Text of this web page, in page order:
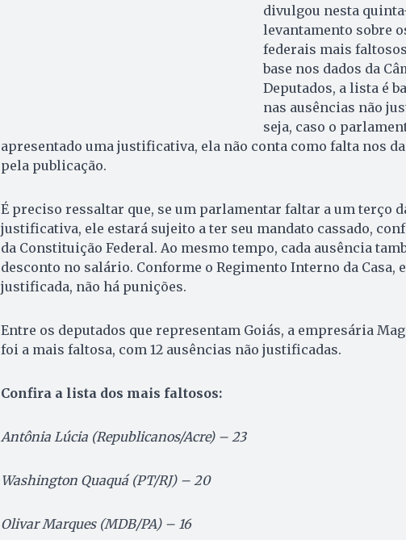
divulgou nesta
levantamento sobre
federais mais faltosos
base nos dados da
Deputados, a lista é
nas ausências não
seja, caso o
apresentado uma justificativa, ela não conta como falta nos
pela publicação.
É preciso ressaltar que, se um parlamentar faltar a um terço
justificativa, ele estará sujeito a ter seu mandato cassado,
da Constituição Federal. Ao mesmo tempo, cada ausência
desconto no salário. Conforme o Regimento Interno da Casa,
justificada, não há punições.
Entre os deputados que representam Goiás, a empresária
foi a mais faltosa, com 12 ausências não justificadas.
Confira a lista dos mais faltosos:
Antônia Lúcia (Republicanos/Acre) – 23
Washington Quaquá (PT/RJ) – 20
Olivar Marques (MDB/PA) – 16